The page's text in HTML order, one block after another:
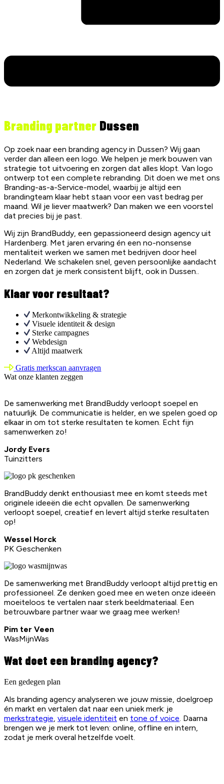
Branding partner Dussen
Op zoek naar een branding agency in Dussen? Wij gaan
verder dan alleen een logo. We helpen je merk bouwen van
strategie tot uitvoering en zorgen dat alles klopt. Van logo
ontwerp tot een complete rebranding. Dit doen we met ons
Branding-as-a-Service-model, waarbij je altijd een
brandingteam klaar hebt staan voor een vast bedrag per
maand. Wil je liever maatwerk? Dan maken we een voorstel
dat precies bij je past.
Wij zijn BrandBuddy, een gepassioneerd design agency uit
Hardenberg. Met jaren ervaring én een no-nonsense
mentaliteit werken we samen met bedrijven door heel
Nederland. We schakelen snel, geven persoonlijke aandacht
en zorgen dat je merk consistent blijft, ook in Dussen..
Klaar voor resultaat?
Merkontwikkeling & strategie
Visuele identiteit & design
Sterke campagnes
Webdesign
Altijd maatwerk
Gratis merkscan aanvragen
Wat onze klanten zeggen
De samenwerking met BrandBuddy verloopt soepel en
natuurlijk. De communicatie is helder, en we spelen goed op
elkaar in om tot sterke resultaten te komen. Echt fijn
samenwerken zo!
Jordy Evers
Tuinzitters
BrandBuddy denkt enthousiast mee en komt steeds met
originele ideeën die echt opvallen. De samenwerking
verloopt soepel, creatief en levert altijd sterke resultaten
op!
Wessel Horck
PK Geschenken
De samenwerking met BrandBuddy verloopt altijd prettig en
professioneel. Ze denken goed mee en weten onze ideeën
moeiteloos te vertalen naar sterk beeldmateriaal. Een
betrouwbare partner waar we graag mee werken!
Pim ter Veen
WasMijnWas
Wat doet een branding agency?
Een gedegen plan
Als branding agency analyseren we jouw missie, doelgroep
én markt en vertalen dat naar een uniek merk: je
merkstrategie, visuele identiteit en tone of voice. Daarna
brengen we je merk tot leven: online, offline en intern,
zodat je merk overal hetzelfde voelt.